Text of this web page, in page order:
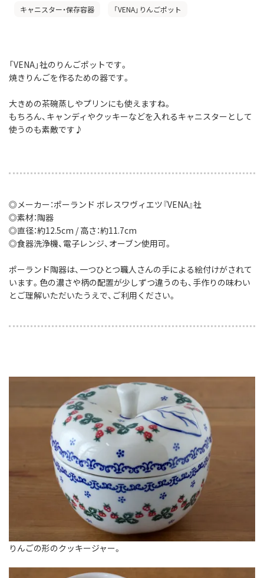
キャニスター・保存容器 「VENA」りんごポット
「VENA」社のりんごポットです。
焼きりんごを作るための器です。
大きめの茶碗蒸しやプリンにも使えますね。
もちろん、キャンディやクッキーなどを入れるキャニスターとして
使うのも素敵です♪
◎メーカー：ポーランド ボレスワヴィエツ『VENA』社
◎素材：陶器
◎直径：約12.5cm / 高さ：約11.7cm
◎食器洗浄機、電子レンジ、オーブン使用可。
ポーランド陶器は、一つひとつ職人さんの手による絵付けがされて
います。色の濃さや柄の配置が少しずつ違うのも、手作りの味わい
とご理解いただいたうえで、ご利用ください。
りんごの形のクッキージャー。